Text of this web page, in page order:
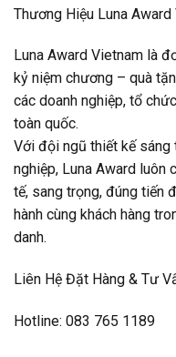
Thương Hiệu Luna Award
Luna Award Vietnam là
kỷ niệm chương – quà
các doanh nghiệp, tổ
toàn quốc.
Với đội ngũ thiết kế sáng
nghiệp, Luna Award luôn
tế, sang trọng, đúng tiến
hành cùng khách hàng
danh.
Liên Hệ Đặt Hàng & Tư
Hotline: 083 765 1189